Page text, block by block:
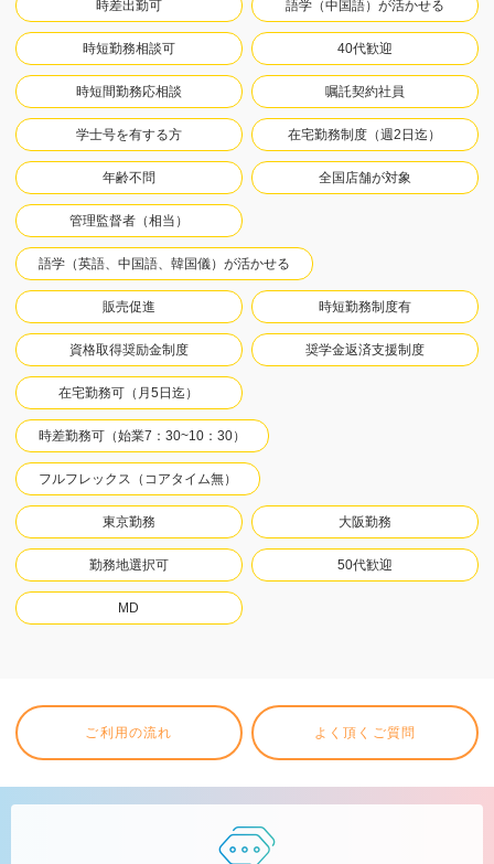
時差出勤可 語学（中国語）が活かせる
時短勤務相談可 40代歓迎
時短間勤務応相談 嘱託契約社員
学士号を有する方 在宅勤務制度（週2日迄）
年齢不問 全国店舗が対象
管理監督者（相当）
語学（英語、中国語、韓国儀）が活かせる
販売促進 時短勤務制度有
資格取得奨励金制度 奨学金返済支援制度
在宅勤務可（月5日迄）
時差勤務可（始業7：30~10：30）
フルフレックス（コアタイム無）
東京勤務 大阪勤務
勤務地選択可 50代歓迎
MD
ご利用の流れ よく頂くご質問